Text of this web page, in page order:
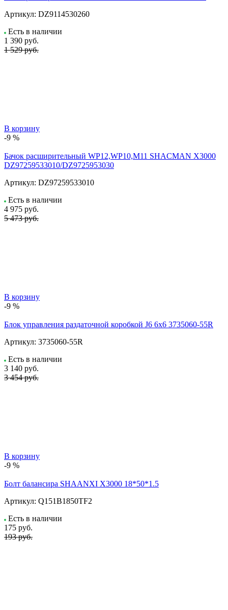
Артикул: DZ9114530260
Есть в наличии
1 390 руб.
1 529 руб.
В корзину
-9 %
Бачок расширительный WP12,WP10,M11 SHACMAN X3000
DZ97259533010/DZ9725953030
Артикул: DZ97259533010
Есть в наличии
4 975 руб.
5 473 руб.
В корзину
-9 %
Блок управления раздаточной коробкой J6 6x6 3735060-55R
Артикул: 3735060-55R
Есть в наличии
3 140 руб.
3 454 руб.
В корзину
-9 %
Болт балансира SHAANXI Х3000 18*50*1.5
Артикул: Q151B1850TF2
Есть в наличии
175 руб.
193 руб.